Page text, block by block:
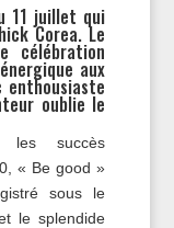
11 juillet qui
Corea. Le
célébration
aux
oublie le
succès
« Be good »
sous le
le splendide